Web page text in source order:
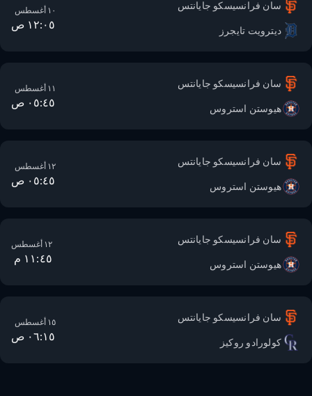
سان فرانسيسكو جايانتس
ديترويت تايجرز ١٢:٠٥ ص
سان فرانسيسكو جايانتس
هيوستن استروس ٠٥:٤٥ ص
سان فرانسيسكو جايانتس
هيوستن استروس ٠٥:٤٥ ص
سان فرانسيسكو جايانتس
هيوستن استروس ١١:٤٥ م
سان فرانسيسكو جايانتس
كولورادو روكيز ٠٦:١٥ ص